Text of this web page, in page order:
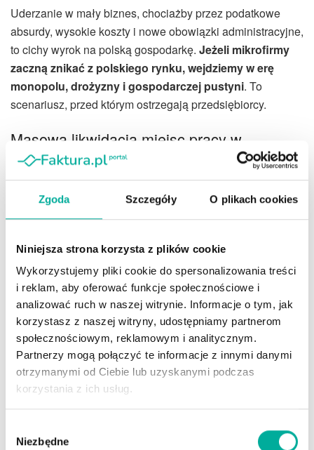
Zgoda Szczegóły O plikach cookies
Niniejsza strona korzysta z plików cookie
Wykorzystujemy pliki cookie do spersonalizowania treści
i reklam, aby oferować funkcje społecznościowe i
analizować ruch w naszej witrynie. Informacje o tym, jak
korzystasz z naszej witryny, udostępniamy partnerom
społecznościowym, reklamowym i analitycznym.
Partnerzy mogą połączyć te informacje z innymi danymi
otrzymanymi od Ciebie lub uzyskanymi podczas
korzystania z ich usług.
zgody
Niezbędne
Uderzanie w mały biznes, chociażby przez podatkowe
absurdy, wysokie koszty i nowe obowiązki administracyjne,
to cichy wyrok na polską gospodarkę. Jeżeli mikrofirmy
zaczną znikać z polskiego rynku, wejdziemy w erę
monopolu, drożyzny i gospodarczej pustyni. To
scenariusz, przed którym ostrzegają przedsiębiorcy.
Masowa likwidacja miejsc pracy w
mniejszych miejscowościach
pracę natychmiast traci kilka lub kilkanaście osób.
Natomiastpodczas masowej fali bankructw, w skali
całego kraju, z rynku znikają setki tysięcy stanowisk
. Co gorsza, zwolniony kierowca czy murarz,
zwłaszcza z małego miasteczka, nie znajdzie natychmiast
zatrudnienia w gigantycznej korporacji. Albo trafia na
bezrobocie, albo ucieka do szarej strefy.
Śmierć ekonomiczna małych miast
W miasteczkach liczących po 10 000 czy 20 000
mieszkańców nie ma fabryk Amazona ani wieżowców z
korporacjami. Krwiobiegiem gospodarki są tam lokalni
przedsiębiorcy. Jeżeli małe firmy zaczną się zamykać,